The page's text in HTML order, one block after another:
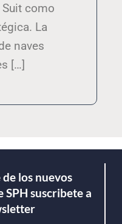
como
La
naves
[…]
los nuevos
suscribete a